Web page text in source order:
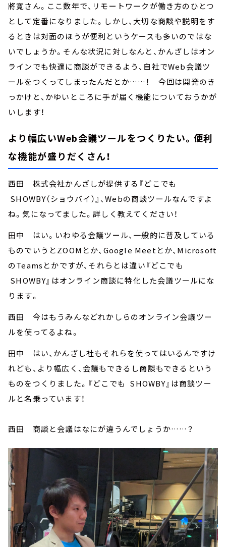
將寛さん。ここ数年で、リモートワークが働き方のひとつ
として定番になりました。しかし、大切な商談や説明をす
るときは対面のほうが便利というケースも多いのではな
いでしょうか。そんな状況に対しなんと、かんざしはオン
ラインでも快適に商談ができるよう、自社でWeb会議ツ
ールをつくってしまったんだとか……！ 今回は開発のき
っかけと、かゆいところに手が届く機能についておうかが
いします！
より幅広いWeb会議ツールをつくりたい。便利
な機能が盛りだくさん！
西田 株式会社かんざしが提供する『どこでも
SHOWBY（ショウバイ）』、Webの商談ツールなんですよ
ね。気になってました。詳しく教えてください！
田中 はい。いわゆる会議ツール、一般的に普及している
ものでいうとZOOMとか、Google Meetとか、Microsoft
のTeamsとかですが、それらとは違い『どこでも
SHOWBY』はオンライン商談に特化した会議ツールにな
ります。
西田 今はもうみんなどれかしらのオンライン会議ツー
ルを使ってるよね。
田中 はい、かんざし社もそれらを使ってはいるんですけ
れども、より幅広く、会議もできるし商談もできるという
ものをつくりました。『どこでも SHOWBY』は商談ツー
ルと名乗っています！
西田 商談と会議はなにが違うんでしょうか……？